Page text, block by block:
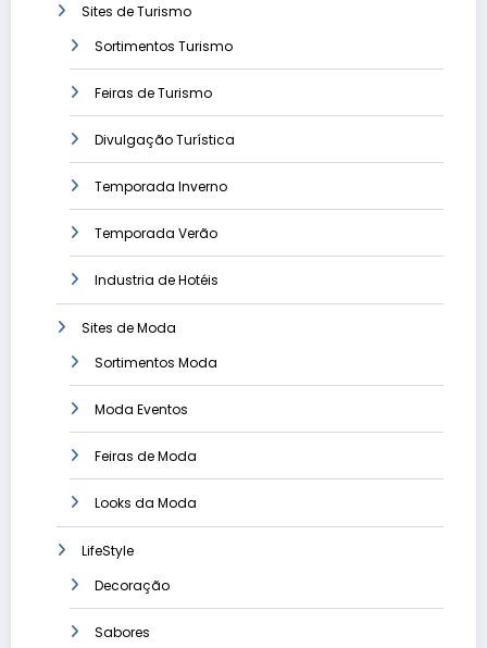
Sites de Turismo
Sortimentos Turismo
Feiras de Turismo
Divulgação Turística
Temporada Inverno
Temporada Verão
Industria de Hotéis
Sites de Moda
Sortimentos Moda
Moda Eventos
Feiras de Moda
Looks da Moda
LifeStyle
Decoração
Sabores